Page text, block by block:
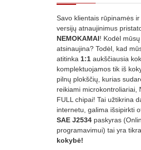
Savo klientais rūpinamės
versijų atnaujinimus
NEMOKAMAI! Kodėl
atsinaujina? Todėl, kad
atitinka 1:1 aukščiausia
komplektuojamos tik iš
pilnų plokščių, kurias
reikiami microkontroliariai,
FULL chipai! Tai užtikrina
internetu, galima išsipirkti
SAE J2534 paskyras
programavimui) tai yra
kokybė!